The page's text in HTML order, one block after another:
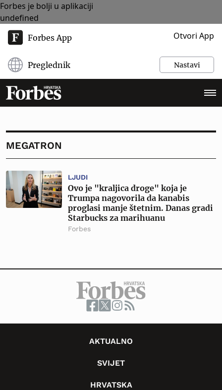
Forbes je bolji u aplikaciji
undefined
Forbes App Otvori App
Preglednik Nastavi
MEGATRON
LJUDI
Ovo je "kraljica droge" koja je
Trumpa nagovorila da kanabis
proglasi manje štetnim. Danas gradi
Starbucks za marihuanu
Forbes
AKTUALNO
SVIJET
HRVATSKA